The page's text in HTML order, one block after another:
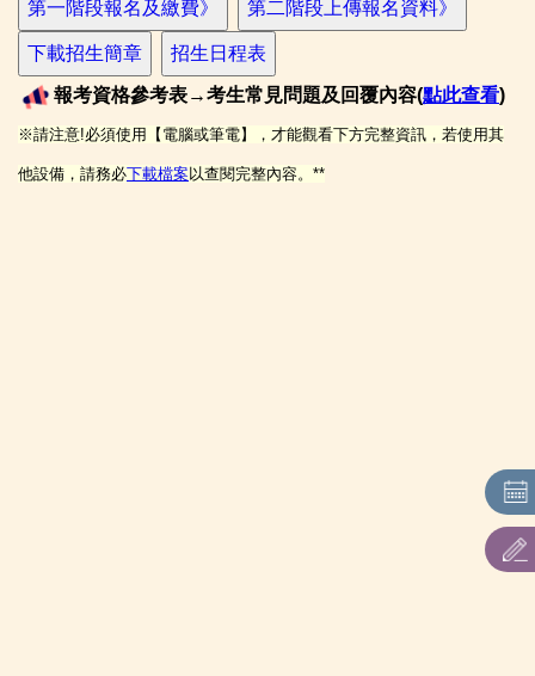
相關連結(外網)
報考資格參考表→考生常見問題及回覆內容(點此查看)
※請注意!必須使用【電腦或筆電】，才能觀看下方完整資訊，若使用其
他設備，請務必下載檔案以查閱完整內容。**